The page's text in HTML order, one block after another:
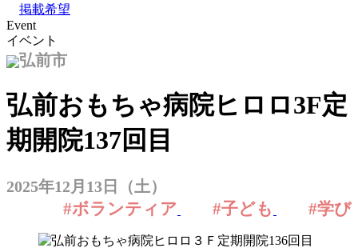
掲載希望
Event
イベント
弘前市
弘前おもちゃ病院ヒロロ3F定
期開院137回目
2025年12月13日（土）
#ボランティア #子ども #学び